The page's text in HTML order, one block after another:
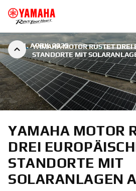
YAMAHA MOTOR RÜSTET DREI
STANDORTE MIT
21. APRIL 2025
YAMAHA MOTOR
DREI
STANDORTE MIT
SOLARANLAGEN